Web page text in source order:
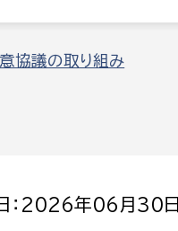
的を選択
証明書がほしい
協議の取り組み
：2026年06月30日